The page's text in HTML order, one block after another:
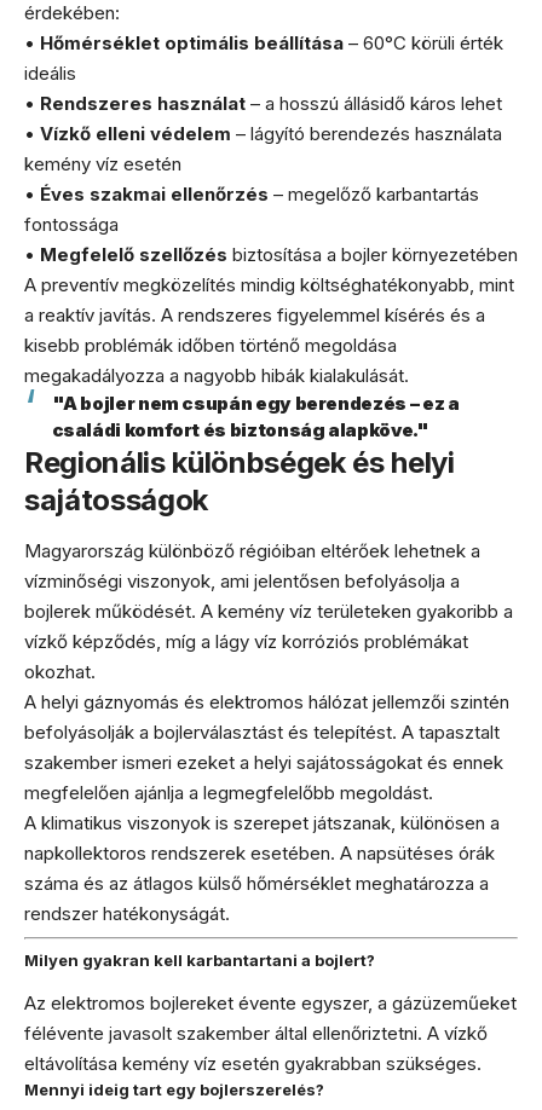
érdekében:
• Hőmérséklet optimális beállítása – 60°C körüli érték
ideális
• Rendszeres használat – a hosszú állásidő káros lehet
• Vízkő elleni védelem – lágyító berendezés használata
kemény víz esetén
• Éves szakmai ellenőrzés – megelőző karbantartás
fontossága
• Megfelelő szellőzés biztosítása a bojler környezetében
A preventív megközelítés mindig költséghatékonyabb, mint
a reaktív javítás. A rendszeres figyelemmel kísérés és a
kisebb problémák időben történő megoldása
megakadályozza a nagyobb hibák kialakulását.
"A bojler nem csupán egy berendezés – ez a
családi komfort és biztonság alapköve."
Regionális különbségek és helyi
sajátosságok
Magyarország különböző régióiban eltérőek lehetnek a
vízminőségi viszonyok, ami jelentősen befolyásolja a
bojlerek működését. A kemény víz területeken gyakoribb a
vízkő képződés, míg a lágy víz korróziós problémákat
okozhat.
A helyi gáznyomás és elektromos hálózat jellemzői szintén
befolyásolják a bojlerválasztást és telepítést. A tapasztalt
szakember ismeri ezeket a helyi sajátosságokat és ennek
megfelelően ajánlja a legmegfelelőbb megoldást.
A klimatikus viszonyok is szerepet játszanak, különösen a
napkollektoros rendszerek esetében. A napsütéses órák
száma és az átlagos külső hőmérséklet meghatározza a
rendszer hatékonyságát.
Milyen gyakran kell karbantartani a bojlert?
Az elektromos bojlereket évente egyszer, a gázüzeműeket
félévente javasolt szakember által ellenőriztetni. A vízkő
eltávolítása kemény víz esetén gyakrabban szükséges.
Mennyi ideig tart egy bojlerszerelés?